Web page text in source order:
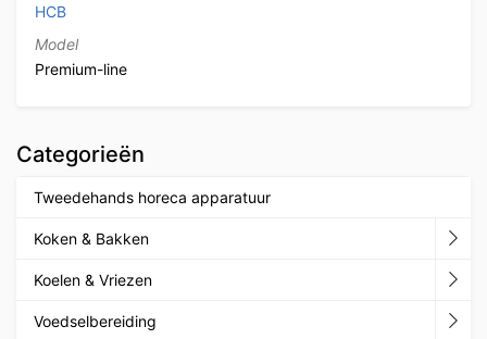
HCB
Model
Premium-line
Categorieën
Tweedehands horeca apparatuur
Koken & Bakken
Koelen & Vriezen
Voedselbereiding